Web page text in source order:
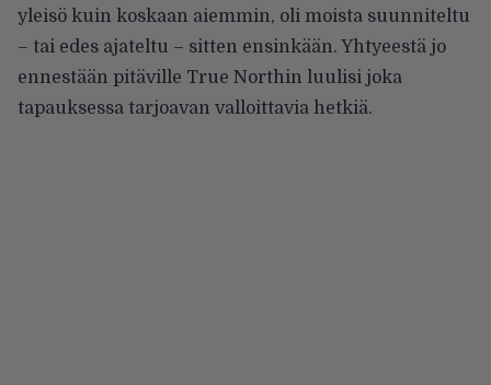
yleisö kuin koskaan aiemmin, oli moista suunniteltu
– tai edes ajateltu – sitten ensinkään. Yhtyeestä jo
ennestään pitäville True Northin luulisi joka
tapauksessa tarjoavan valloittavia hetkiä.